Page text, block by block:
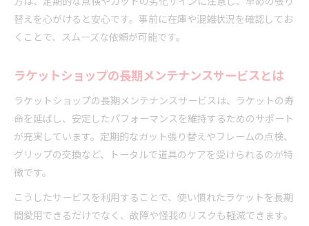
替えを心がけると安心です。事前に在庫や混雑状況を確認してお
くことで、スムーズな依頼が可能です。
ラケットショップの長期メンテナンスサービスとは
ラケットショップの長期メンテナンスサービスは、ラケットの寿
命を延ばし、安定したパフォーマンスを維持するためのサポート
が充実しています。定期的なガット張り替えやフレームの点検、
グリップの交換など、トータルで道具のケアを受けられるのが特
徴です。
こうしたサービスを利用することで、使い慣れたラケットを長期
間愛用できるだけでなく、故障や怪我のリスクも軽減できます。